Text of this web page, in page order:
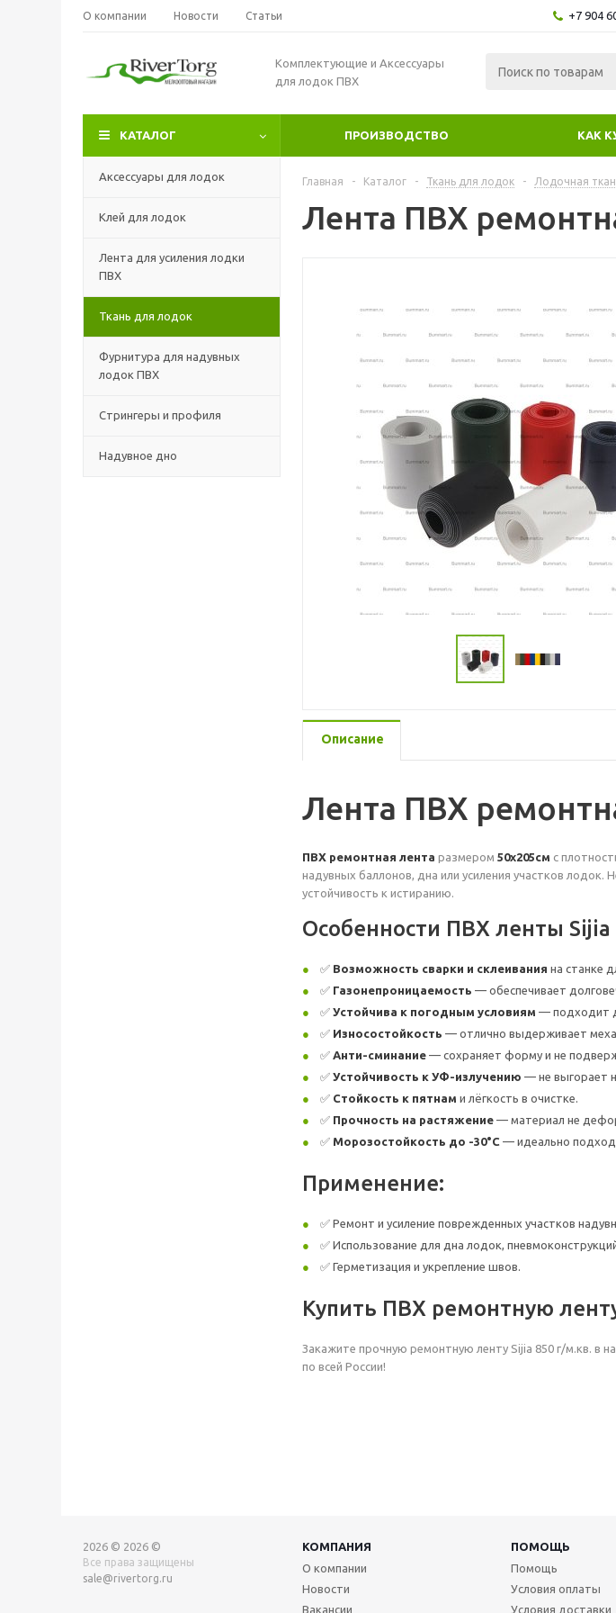
О компании Новости Статьи +7 904
Комплектующие и Аксессуары
для лодок ПВХ
КАТАЛОГ ПРОИЗВОДСТВО КАК
Аксессуары для лодок
Клей для лодок
Лента для усиления лодки
ПВХ
Ткань для лодок
Фурнитура для надувных
лодок ПВХ
Стрингеры и профиля
Надувное дно
Главная - Каталог - Ткань для лодок - Лодочная
Лента ПВХ
Описание
Лента ПВХ
ПВХ ремонтная лента размером 50х205см с
надувных баллонов, дна или усиления участков лодок.
устойчивость к истиранию.
Особенности ПВХ ленты Sijia
✅ Возможность сварки и склеивания на станке
✅ Газонепроницаемость — обеспечивает
✅ Устойчива к погодным условиям — подходит
✅ Износостойкость — отлично выдерживает
✅ Анти-сминание — сохраняет форму и не
✅ Устойчивость к УФ-излучению — не выгорает
✅ Стойкость к пятнам и лёгкость в очистке.
✅ Прочность на растяжение — материал не
✅ Морозостойкость до -30°C — идеально
Применение:
✅ Ремонт и усиление поврежденных участков
✅ Использование для дна лодок,
✅ Герметизация и укрепление швов.
Купить ПВХ ремонтную
Закажите прочную ремонтную ленту Sijia 850 г/м.кв. в
по всей России!
2026 © 2026 ©
Все права защищены
sale@rivertorg.ru
КОМПАНИЯ ПОМОЩЬ
О компании
Новости
Вакансии
Помощь
Условия оплаты
Условия доставки